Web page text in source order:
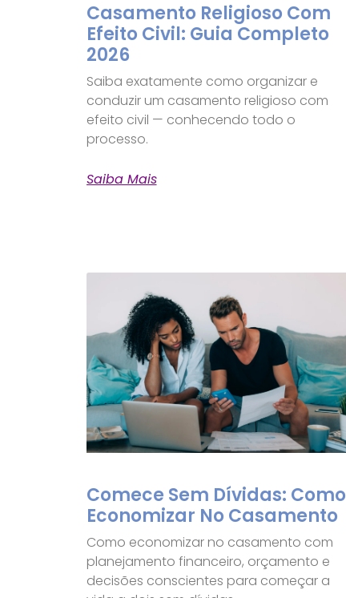
Casamento Religioso Com
Efeito Civil: Guia Completo
2026
Saiba exatamente como organizar e
conduzir um casamento religioso com
efeito civil — conhecendo todo o
processo.
Saiba Mais
Comece Sem Dívidas: Como
Economizar No Casamento
Como economizar no casamento com
planejamento financeiro, orçamento e
decisões conscientes para começar a